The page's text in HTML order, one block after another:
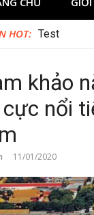
HOT: Test
khảo
nổi
11/01/2020